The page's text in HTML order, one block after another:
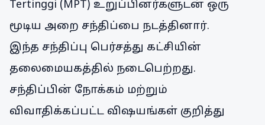
Tertinggi (MPT) உறுப்பினர்களுடன் ஒரு
மூடிய அறை சந்திப்பை நடத்தினார்.
இந்த சந்திப்பு பெர்சத்து கட்சியின்
தலைமையகத்தில் நடைபெற்றது.
சந்திப்பின் நோக்கம் மற்றும்
விவாதிக்கப்பட்ட விஷயங்கள் குறித்து